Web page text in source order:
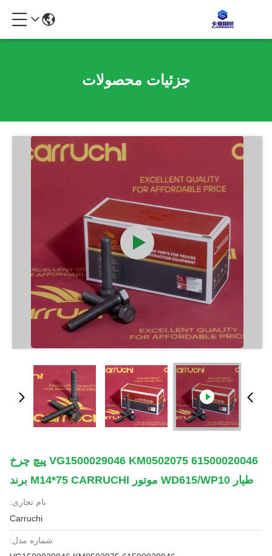
جزئیات محصولات
61500020046 VG1500029046 KM0502075 پیچ چرخ
طیار WD615/WP10 موتور M14*75 CARRUCHI برند
نام تجاری:
Carruchi
شماره مدل: